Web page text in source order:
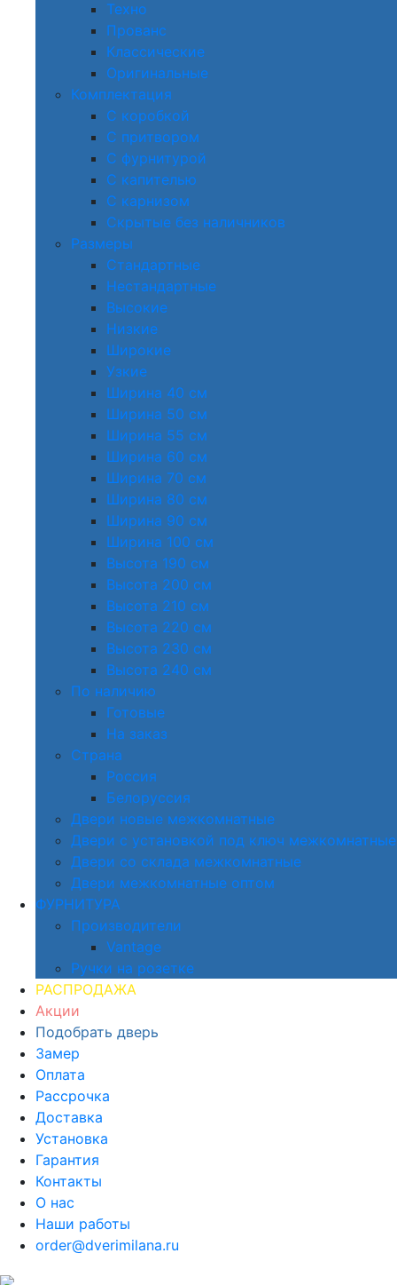
Техно
Прованс
Классические
Оригинальные
Комплектация
С коробкой
С притвором
С фурнитурой
С капителью
С карнизом
Скрытые без наличников
Размеры
Стандартные
Нестандартные
Высокие
Низкие
Широкие
Узкие
Ширина 40 см
Ширина 50 см
Ширина 55 см
Ширина 60 см
Ширина 70 см
Ширина 80 см
Ширина 90 см
Ширина 100 см
Высота 190 см
Высота 200 см
Высота 210 см
Высота 220 см
Высота 230 см
Высота 240 см
По наличию
Готовые
На заказ
Страна
Россия
Белоруссия
Двери новые межкомнатные
Двери с установкой под ключ межкомнатные
Двери со склада межкомнатные
Двери межкомнатные оптом
ФУРНИТУРА
Производители
Vantage
Ручки на розетке
РАСПРОДАЖА
Акции
Подобрать дверь
Замер
Оплата
Рассрочка
Доставка
Установка
Гарантия
Контакты
О нас
Наши работы
order@dverimilana.ru